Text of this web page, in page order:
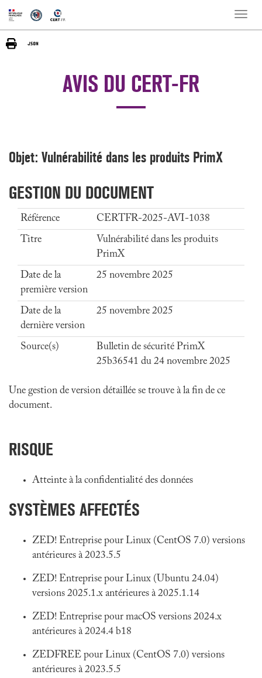
Toggle
AVIS DU CERT-FR
Objet: Vulnérabilité dans les produits PrimX
GESTION DU DOCUMENT
Référence
CERTFR-2025-AVI-1038
Titre
Vulnérabilité dans les produits
PrimX
Date de la
première version
25 novembre 2025
Date de la
dernière version
25 novembre 2025
Source(s)
Bulletin de sécurité PrimX
25b36541 du 24 novembre 2025
Une gestion de version détaillée se trouve à la fin de ce
document.
RISQUE
Atteinte à la confidentialité des données
SYSTÈMES AFFECTÉS
ZED! Entreprise pour Linux (CentOS 7.0) versions
antérieures à 2023.5.5
ZED! Entreprise pour Linux (Ubuntu 24.04)
versions 2025.1.x antérieures à 2025.1.14
ZED! Entreprise pour macOS versions 2024.x
antérieures à 2024.4 b18
ZEDFREE pour Linux (CentOS 7.0) versions
antérieures à 2023.5.5